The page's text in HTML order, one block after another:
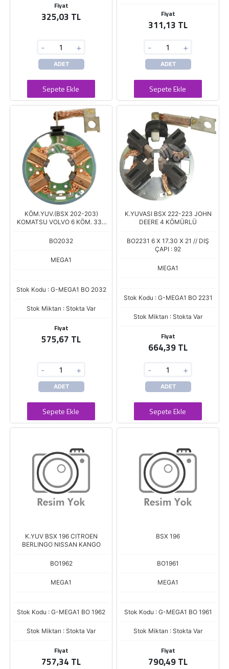
Fiyat
325,03 TL
- +
ADET
Sepete Ekle
Fiyat
311,13 TL
- +
ADET
Sepete Ekle
KÖM.YUV.(BSX 202-203)
KOMATSU VOLVO 6 KÖM. 330
BO2032
MEGA1
Stok Kodu : G-MEGA1 BO 2032
Stok Miktarı : Stokta Var
Fiyat
575,67 TL
- +
ADET
Sepete Ekle
K.YUVASI BSX 222-223 JOHN
DEERE 4 KÖMÜRLÜ
BO2231 6 X 17.30 X 21 // DIŞ
ÇAPI : 92
MEGA1
Stok Kodu : G-MEGA1 BO 2231
Stok Miktarı : Stokta Var
Fiyat
664,39 TL
- +
ADET
Sepete Ekle
K.YUV BSX 196 CITROEN
BERLINGO NISSAN KANGO
BO1962
MEGA1
Stok Kodu : G-MEGA1 BO 1962
Stok Miktarı : Stokta Var
Fiyat
757,34 TL
BSX 196
BO1961
MEGA1
Stok Kodu : G-MEGA1 BO 1961
Stok Miktarı : Stokta Var
Fiyat
790,49 TL